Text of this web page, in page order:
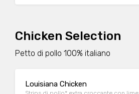
Chicken Selection
Petto di pollo 100% italiano
Louisiana Chicken